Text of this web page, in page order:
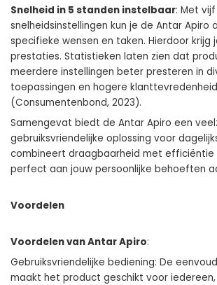
Snelheid in 5 standen instelbaar: Met
snelheidsinstellingen kun je de Antar Apiro
specifieke wensen en taken. Hierdoor krijg
prestaties. Statistieken laten zien dat
meerdere instellingen beter presteren in
toepassingen en hogere
(Consumentenbond, 2023).
Samengevat biedt de Antar Apiro een
gebruiksvriendelijke oplossing voor
combineert draagbaarheid met efficiëntie
perfect aan jouw persoonlijke behoeften
Voordelen
Voordelen van Antar Apiro:
Gebruiksvriendelijke bediening: De
maakt het product geschikt voor